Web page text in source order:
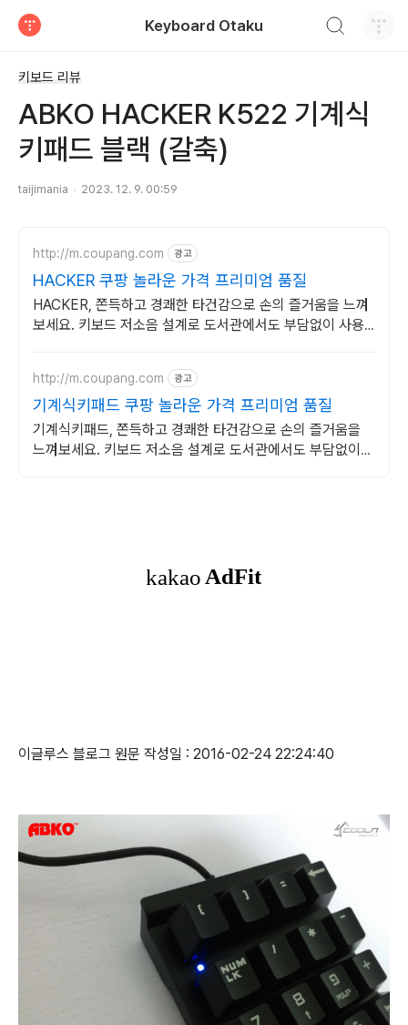
Keyboard Otaku
키보드 리뷰
ABKO HACKER K522 기계식
키패드 블랙 (갈축)
taijimania 2023. 12. 9. 00:59
http://m.coupang.com 광고
HACKER 쿠팡 놀라운 가격 프리미엄 품질
HACKER, 쫀득하고 경쾌한 타건감으로 손의 즐거움을 느껴
보세요. 키보드 저소음 설계로 도서관에서도 부담없이 사용
http://m.coupang.com 광고
기계식키패드 쿠팡 놀라운 가격 프리미엄 품질
기계식키패드, 쫀득하고 경쾌한 타건감으로 손의 즐거움을
느껴보세요. 키보드 저소음 설계로 도서관에서도 부담없이
이글루스 블로그 원문 작성일 : 2016-02-24 22:24:40